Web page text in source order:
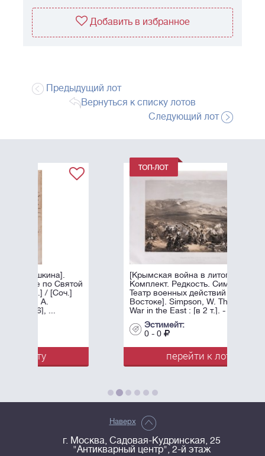
Добавить в избранное
Предыдущий лот
Вернуться к списку лотов
Следующий лот
[Крымская война в литографиях.
Комплект. Редкость. Симпсон, У.
Театр военных действий на
Востоке]. Simpson, W. The Seat of
War in the East : [в 2 т.]. - Лондон: ...
перейти к лоту
Наверх
г. Москва, Садовая-Кудринская, 25
"Антикварный центр", 2-й этаж